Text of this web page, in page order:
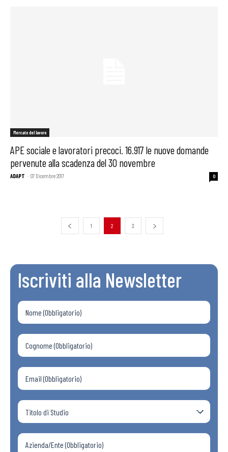
Mercato del lavoro
APE sociale e lavoratori precoci. 16.917 le nuove domande
pervenute alla scadenza del 30 novembre
ADAPT - 07 Dicembre 2017 0
1 2 3
Iscriviti alla Newsletter